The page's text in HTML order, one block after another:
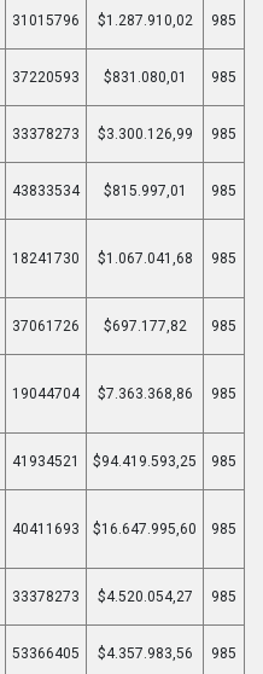
31015796 $1.287.910,02 985
37220593 $831.080,01 985
33378273 $3.300.126,99 985
43833534 $815.997,01 985
18241730 $1.067.041,68 985
37061726 $697.177,82 985
19044704 $7.363.368,86 985
41934521 $94.419.593,25 985
40411693 $16.647.995,60 985
33378273 $4.520.054,27 985
53366405 $4.357.983,56 985